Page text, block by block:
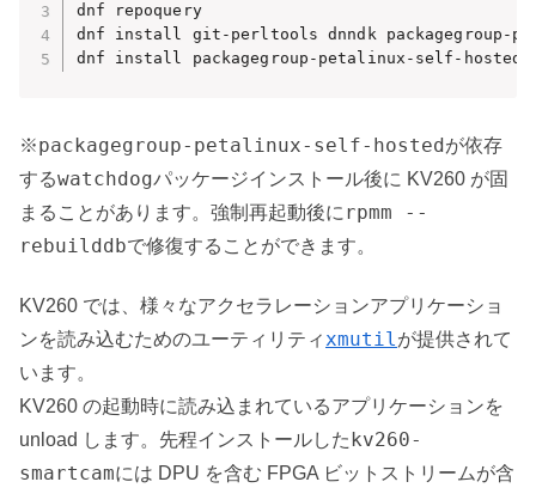
dnf repoquery
dnf install git-perltools dnndk packagegroup-
dnf install packagegroup-petalinux-self-hosted
※packagegroup-petalinux-self-hostedが依存
するwatchdogパッケージインストール後に KV260 が固
まることがあります。強制再起動後に rpmm --
rebuilddbで修復することができます。
KV260 では、様々なアクセラレーションアプリケーショ
ンを読み込むためのユーティリティxmutilが提供されて
います。
KV260 の起動時に読み込まれているアプリケーションを
unload します。先程インストールした kv260-
smartcamには DPU を含む FPGA ビットストリームが含